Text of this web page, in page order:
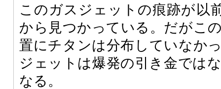
このガスジェットの痕跡が以
から見つかっている。だがこ
置にチタンは分布していなか
ジェットは爆発の引き金では
なる。